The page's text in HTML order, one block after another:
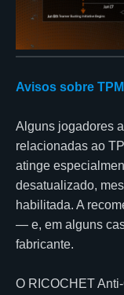
Avisos sobre
Alguns jogadores
relacionadas ao
atinge
desatualizado,
habilitada. A
— e, em alguns
fabricante.
O RICOCHET